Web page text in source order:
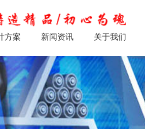
方案 新闻资讯 关于我们